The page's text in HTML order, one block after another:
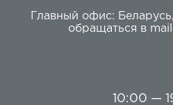
Главный офис: Беларусь,
обращаться в
10:00 —